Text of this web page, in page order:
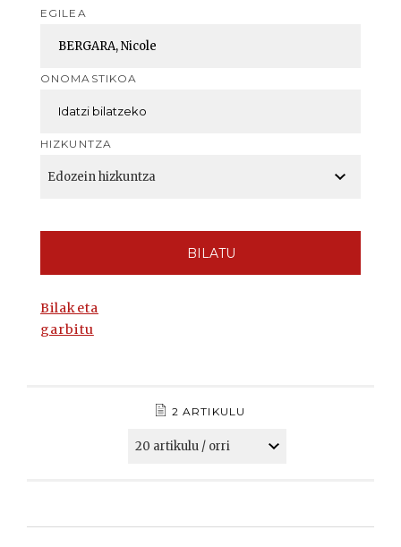
EGILEA
ONOMASTIKOA
HIZKUNTZA
BILATU
Bilaketa
garbitu
2 ARTIKULU